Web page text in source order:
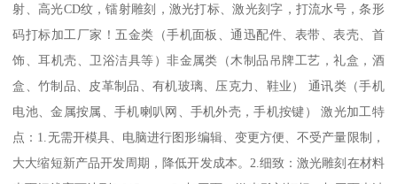
射、高光CD纹，镭射雕刻，激光打标、激光刻字，打流水号，条形
码打标加工厂家！五金类（手机面板、通迅配件、表带、表壳、首
饰、耳机壳、卫浴洁具等）非金属类（木制品吊牌工艺，礼盒，酒
盒、竹制品、皮革制品、有机玻璃、压克力、鞋业） 通讯类（手机
电池、金属按属、手机喇叭网、手机外壳，手机按键） 激光加工特
点：1.无需开模具、电脑进行图形编辑、变更方便、不受产量限制，
大大缩短新产品开发周期，降低开发成本。2.细致：激光雕刻在材料